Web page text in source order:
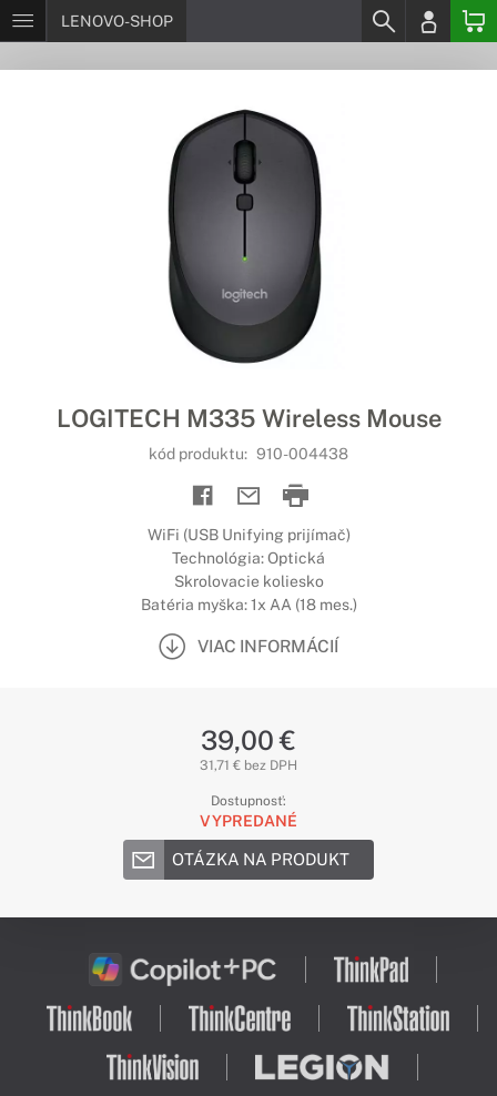
LENOVO-SHOP
LOGITECH M335 Wireless Mouse
kód produktu: 910-004438
WiFi (USB Unifying prijímač)
Technológia: Optická
Skrolovacie koliesko
Batéria myška: 1x AA (18 mes.)
VIAC INFORMÁCIÍ
39,00 €
31,71 € bez DPH
Dostupnosť:
VYPREDANÉ
OTÁZKA NA PRODUKT